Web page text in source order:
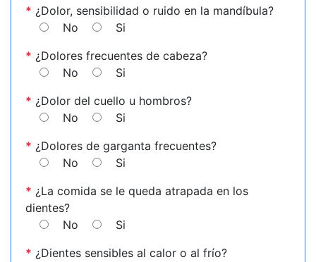
* ¿Dolor, sensibilidad o ruido en la mandíbula?
No
Si
* ¿Dolores frecuentes de cabeza?
No
Si
* ¿Dolor del cuello u hombros?
No
Si
* ¿Dolores de garganta frecuentes?
No
Si
* ¿La comida se le queda atrapada en los
dientes?
No
Si
* ¿Dientes sensibles al calor o al frío?